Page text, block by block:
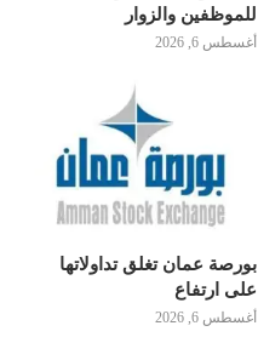
للموظفين والزوار
أغسطس 6, 2026
بورصة عمان تغلق تداولاتها
على ارتفاع
أغسطس 6, 2026